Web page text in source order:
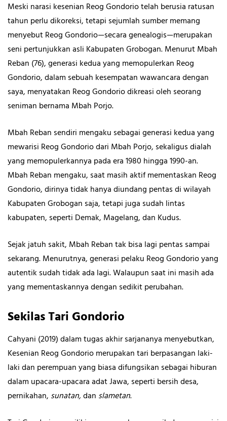
Meski narasi kesenian Reog Gondorio telah berusia ratusan
tahun perlu dikoreksi, tetapi sejumlah sumber memang
menyebut Reog Gondorio—secara genealogis—merupakan
seni pertunjukkan asli Kabupaten Grobogan. Menurut Mbah
Reban (76), generasi kedua yang memopulerkan Reog
Gondorio, dalam sebuah kesempatan wawancara dengan
saya, menyatakan Reog Gondorio dikreasi oleh seorang
seniman bernama Mbah Porjo.
Mbah Reban sendiri mengaku sebagai generasi kedua yang
mewarisi Reog Gondorio dari Mbah Porjo, sekaligus dialah
yang memopulerkannya pada era 1980 hingga 1990-an.
Mbah Reban mengaku, saat masih aktif mementaskan Reog
Gondorio, dirinya tidak hanya diundang pentas di wilayah
Kabupaten Grobogan saja, tetapi juga sudah lintas
kabupaten, seperti Demak, Magelang, dan Kudus.
Sejak jatuh sakit, Mbah Reban tak bisa lagi pentas sampai
sekarang. Menurutnya, generasi pelaku Reog Gondorio yang
autentik sudah tidak ada lagi. Walaupun saat ini masih ada
yang mementaskannya dengan sedikit perubahan.
Sekilas Tari Gondorio
Cahyani (2019) dalam tugas akhir sarjananya menyebutkan,
Kesenian Reog Gondorio merupakan tari berpasangan laki-
laki dan perempuan yang biasa difungsikan sebagai hiburan
dalam upacara-upacara adat Jawa, seperti bersih desa,
pernikahan, sunatan,dan slametan.